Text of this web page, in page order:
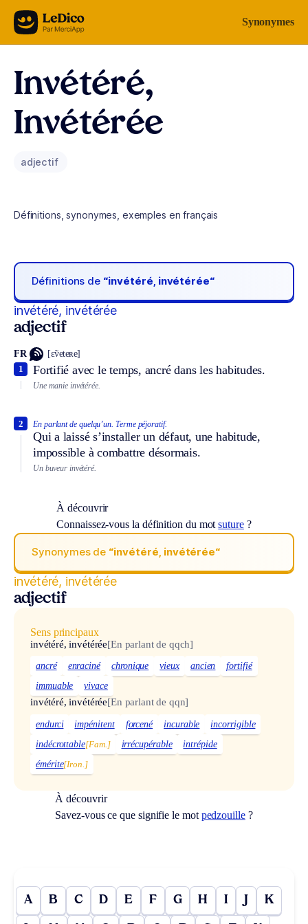
Aller au contenu Synonymes
Invétéré,
Invétérée
adjectif
Définitions, synonymes, exemples en français
Définitions de “invétéré, invétérée“
invétéré, invétérée
adjectif
FR [ɛ̃veteʀe]
Fortifié avec le temps, ancré dans les habitudes.
1
Une manie invétérée.
En parlant de quelqu’un. Terme péjoratif.
Qui a laissé s’installer un défaut, une habitude,
impossible à combattre désormais.
2
Un buveur invétéré.
À découvrir
Connaissez-vous la définition du motsuture?
Synonymes de “invétéré, invétérée“
invétéré, invétérée
adjectif
Sens principaux
invétéré, invétérée[En parlant de qqch]
ancré enraciné chronique vieux ancien
fortifié
immuable
vivace
invétéré, invétérée[En parlant de qqn]
endurci impénitent forcené incurable
incorrigible
indécrottable[Fam.] irrécupérable
intrépide
émérite[Iron.]
À découvrir
Savez-vous ce que signifie le mot pedzouille?
A B C D E F G H I J K